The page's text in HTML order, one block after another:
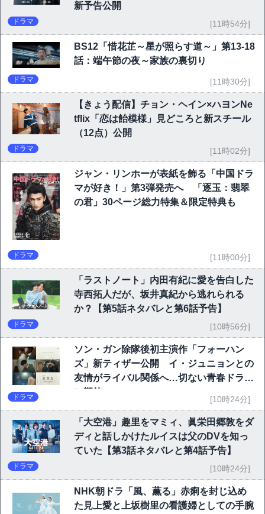
新予告公開
ドラマ [11時54分]
BS12「惜花芷～星が照らす道～」第13-18
話：端午節の夜～家族の裏切り
ドラマ [11時30分]
【きょう配信】チョン・ヘイン×ハヨンNe
tflix「恋は飴模様」見どころと新スチール
（12点）公開
ドラマ [11時02分]
ジャン・リンホーが表紙を飾る「中国ドラ
マが好き！」第3弾発売へ 「逐玉：翡翠
の君」30ページ総力特集＆限定特典も
ドラマ [11時00分]
「ラストノート」内田有紀に愛を告白した
寺西拓人だが、坂井真紀から逃れられる
か？【第5話ネタバレと第6話予告】
ドラマ [10時56分]
ソン・ガン除隊後初主演作「フォーハン
ズ」新ティザー公開 イ・ジュニョンとの
友情がライバル関係へ…切ない青春ドラマ
に期待
ドラマ [10時24分]
「大空港」趣里をマミィ、眞栄田郷敦をダ
ディと話しかけたルイスは父のDVを知っ
ていた【第3話ネタバレと第4話予告】
ドラマ [10時24分]
NHK朝ドラ「風、薫る」赤痢を封じ込め
た見上愛と上坂樹里の看護婦としての手腕